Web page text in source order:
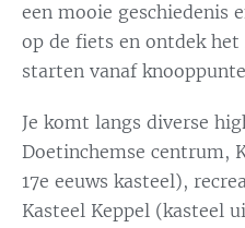
een mooie geschiedenis
op de fiets en ontdek
starten vanaf
Je komt langs diverse
Doetinchemse centrum,
17e eeuws kasteel),
Kasteel Keppel (kasteel